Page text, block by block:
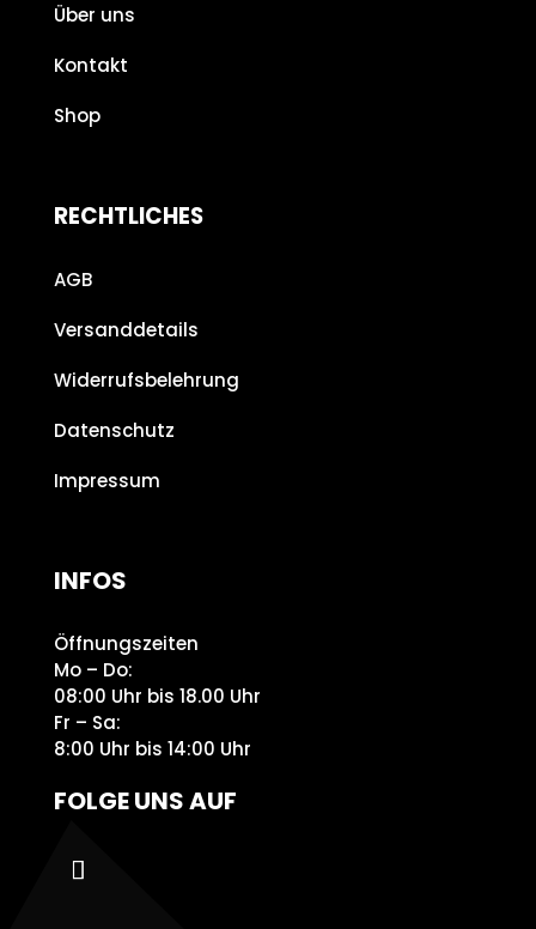
Über uns
Kontakt
Shop
RECHTLICHES
AGB
Versanddetails
Widerrufsbelehrung
Datenschutz
Impressum
INFOS
Öffnungszeiten
Mo – Do:
08:00 Uhr bis 18.00 Uhr
Fr – Sa:
8:00 Uhr bis 14:00 Uhr
FOLGE UNS AUF